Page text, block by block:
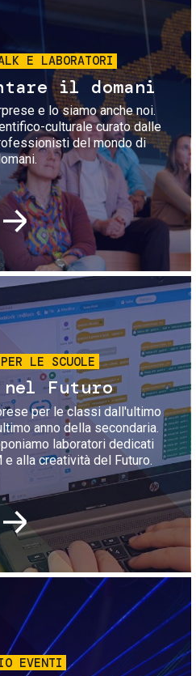
E LABORATORI
il domani
e lo siamo anche noi.
culturale curato dalle
del mondo di
Immagine
LE SCUOLE
Futuro
per le classi dall'ultimo
anno della secondaria.
laboratori dedicati
alla creatività del Futuro.
Immagine
EVENTI